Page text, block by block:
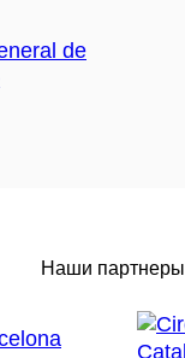
Наши партнеры